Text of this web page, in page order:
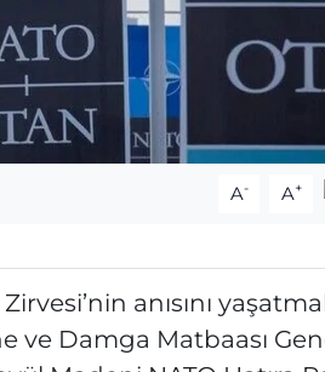
A- A+
anısını
ve Damga Matbaası